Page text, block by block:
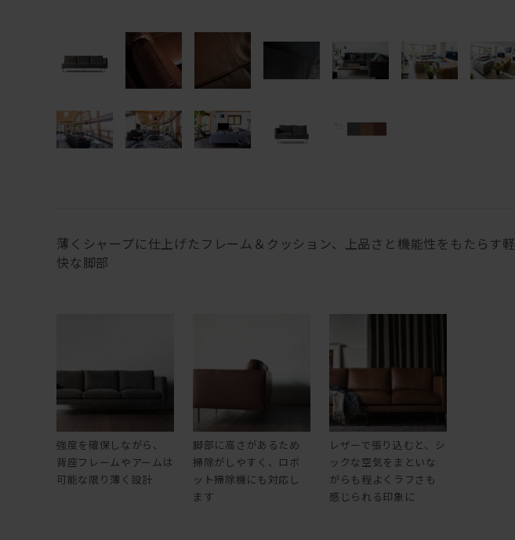
薄くシャープに仕上げたフレーム＆クッション、上品さと機能性をもたらす軽
快な脚部
強度を確保しながら、
背座フレームやアームは
可能な限り薄く設計
脚部に高さがあるため
掃除がしやすく、ロボ
ット掃除機にも対応し
ます
レザーで張り込むと、シ
ックな空気をまといな
がらも程よくラフさも
感じられる印象に